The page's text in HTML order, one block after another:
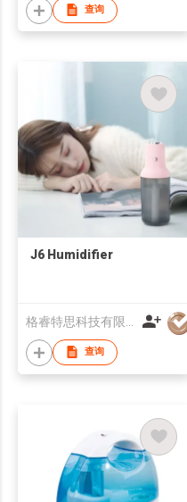
查询
J6 Humidifier
查询